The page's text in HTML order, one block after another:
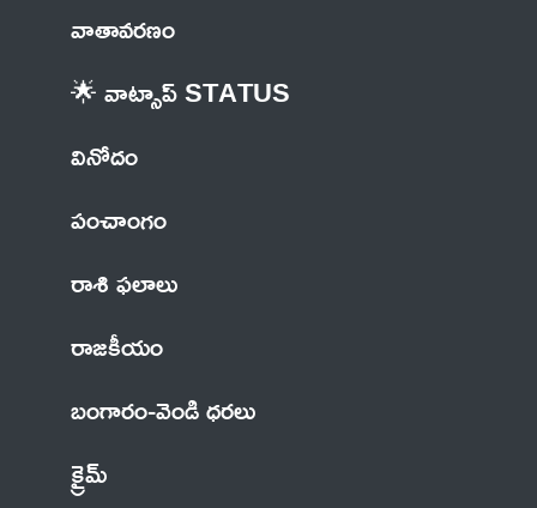
వాతావరణం
🌟 వాట్సాప్ STATUS
వినోదం
పంచాంగం
రాశి ఫలాలు
రాజకీయం
బంగారం-వెండి ధరలు
క్రైమ్